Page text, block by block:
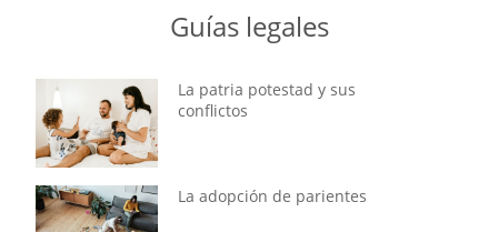
Guías legales
La patria potestad y sus
conflictos
La adopción de parientes